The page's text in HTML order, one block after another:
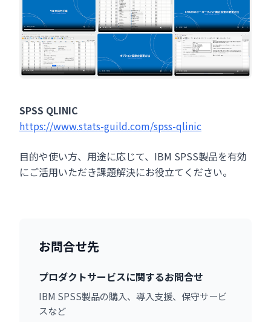
SPSS QLINIC
https://www.stats-guild.com/spss-qlinic
目的や使い方、用途に応じて、IBM SPSS製品を有効
にご活用いただき課題解決にお役立てください。
お問合せ先
プロダクトサービスに関するお問合せ
IBM SPSS製品の購入、導入支援、保守サービ
スなど